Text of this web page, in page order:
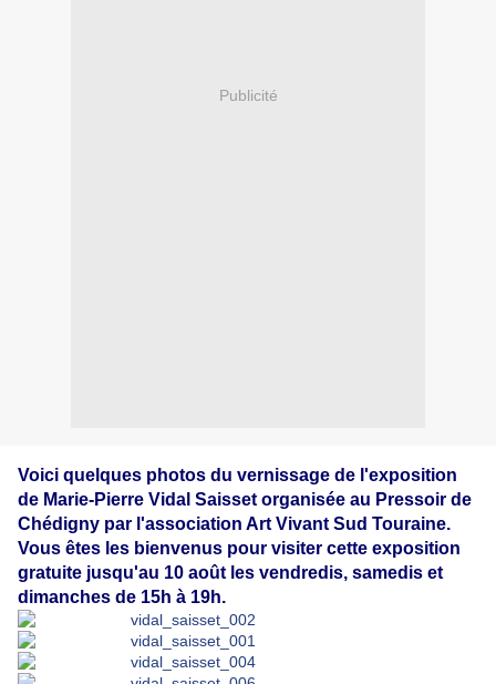
Publicité
Voici quelques photos du vernissage de l'exposition
de Marie-Pierre Vidal Saisset organisée au Pressoir de
Chédigny par l'association Art Vivant Sud Touraine.
Vous êtes les bienvenus pour visiter cette exposition
gratuite jusqu'au 10 août les vendredis, samedis et
dimanches de 15h à 19h.